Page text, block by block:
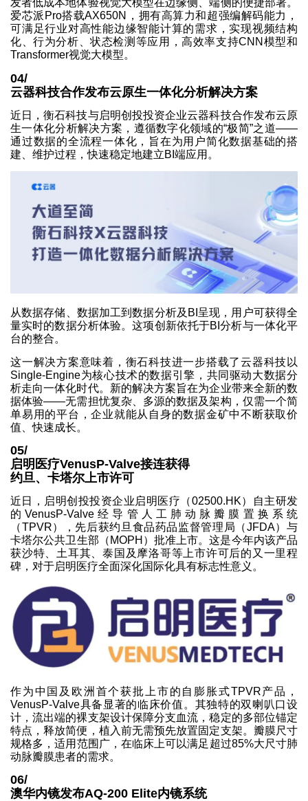
发者低成本地体验视觉大模型在边缘侧、端侧的便捷部署。
爱芯派Pro搭载AX650N，拥有高算力和超强编解码能力，
可满足行业对高性能边缘智能计算的需求，实现视频结构
化、行为分析、状态检测等应用，高效率支持CNN模型和
Transformer视觉大模型。
04/
云器科技合作发布云原生一体化分析解决方案
近日，衡石科技与启明创投投资企业云器科技合作发布云原
生一体化分析解决方案，遵循数字化领域的“极简”之道——
通过数据的全流程一体化，旨在为用户简化数据基础的搭
建、维护过程，快速稳定地建立BI端应用。
从数据存储、数据加工到数据分析及BI呈现，用户可获得全
量实时的数据分析体验。这项创新依托于BI分析与一体化平
台的整合。
这一解决方案意味着，衡石科技进一步搭载了云器科技以
Single-Engine为核心技术的数据引擎，共同驱动大数据分
析走向一体化时代。新的解决方案旨在为企业带来全新的数
据体验——无需担忧复杂、多源的数据及架构，仅需一个简
单易用的平台，企业就能从自身的数据金矿中不断获取价
值、快速成长。
05/
启明医疗VenusP-Valve接连获得
约旦、卡塔尔上市许可
近日，启明创投投资企业启明医疗（02500.HK）自主研发
的VenusP-Valve经导管人工肺动脉瓣膜置换系统
（TPVR），先后获约旦食品药品监督管理局（JFDA）与
卡塔尔公共卫生部（MOPH）批准上市。这是今年内该产品
获沙特、土耳其、泰国及摩洛哥等上市许可后的又一里程
碑，对于启明医疗全面深化国际化具有标志性意义。
作为中国及欧洲首个获批上市的自膨胀式TPVR产品，
VenusP-Valve具备显著的临床价值。其独特的双喇叭口设
计，流出端的裸支架设计保障分支血流，稳定的多部位锚定
特点，释放简便，植入前无需预先放置固定支架。瓣膜尺寸
规格多，适用范围广，在临床上可以满足超过85%大尺寸肺
动脉瓣膜患者的需求。
06/
澳华内镜发布AQ-200 Elite内镜系统